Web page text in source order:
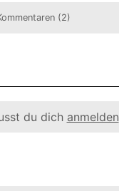
(2)
du dich anmelden